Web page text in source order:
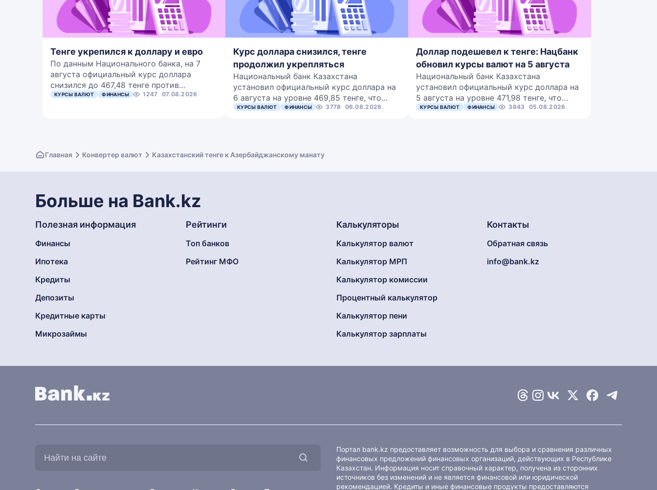
Тенге укрепился к доллару и евро
По данным Национального банка, на 7
августа официальный курс доллара
снизился до 467,48 тенге против…
КУРСЫ ВАЛЮТ ФИНАНСЫ 1247 07.08.2026
Курс доллара снизился, тенге
продолжил укрепляться
Национальный банк Казахстана
установил официальный курс доллара на
6 августа на уровне 469,85 тенге, что…
КУРСЫ ВАЛЮТ ФИНАНСЫ 3778 06.08.2026
Доллар подешевел к тенге: Нацбанк
обновил курсы валют на 5 августа
Национальный банк Казахстана
установил официальный курс доллара на
5 августа на уровне 471,98 тенге, что…
КУРСЫ ВАЛЮТ ФИНАНСЫ 3643 05.08.2026
Главная Конвертер валют Казахстанский тенге к Азербайджанскому манату
Больше на Bank.kz
Полезная информация
Финансы
Ипотека
Кредиты
Депозиты
Кредитные карты
Микрозаймы
Рейтинги
Топ банков
Рейтинг МФО
Калькуляторы
Калькулятор валют
Калькулятор МРП
Калькулятор комиссии
Процентный калькулятор
Калькулятор пени
Калькулятор зарплаты
Контакты
Обратная связь
info@bank.kz
Портал bank.kz предоставляет возможность для выбора и сравнения различных
финансовых предложений финансовых организаций, действующих в Республике
Казахстан. Информация носит справочный характер, получена из сторонних
источников без изменений и не является финансовой или юридической
рекомендацией. Кредиты и иные финансовые продукты предоставляются